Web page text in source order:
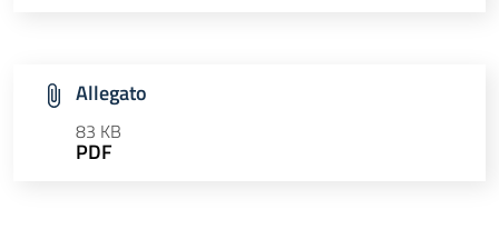
Allegato
83 KB
PDF